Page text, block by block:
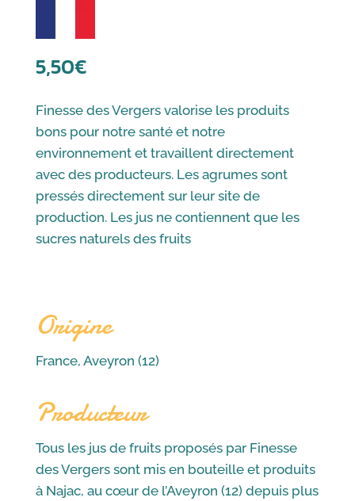
5,50€
Finesse des Vergers valorise les produits
bons pour notre santé et notre
environnement et travaillent directement
avec des producteurs. Les agrumes sont
pressés directement sur leur site de
production. Les jus ne contiennent que les
sucres naturels des fruits
Origine
France, Aveyron (12)
Producteur
Tous les jus de fruits proposés par Finesse
des Vergers sont mis en bouteille et produits
à Najac, au cœur de l’Aveyron (12) depuis plus